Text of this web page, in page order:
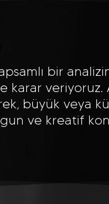
bir
karar veriyoruz.
büyük veya
ve kreatif